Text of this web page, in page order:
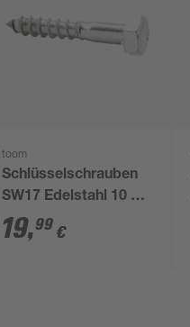
toom
Schlüsselschrauben
SW17 Edelstahl 10 x
60 mm 10 Stück
19,99 €